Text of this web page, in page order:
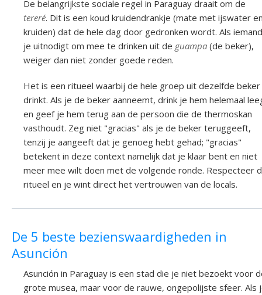
De belangrijkste sociale regel in Paraguay draait om de
tereré. Dit is een koud kruidendrankje (mate met ijswater
kruiden) dat de hele dag door gedronken wordt. Als iemand
je uitnodigt om mee te drinken uit de guampa (de beker),
weiger dan niet zonder goede reden.
Het is een ritueel waarbij de hele groep uit dezelfde beker
drinkt. Als je de beker aanneemt, drink je hem helemaal
en geef je hem terug aan de persoon die de thermoskan
vasthoudt. Zeg niet "gracias" als je de beker teruggeeft,
tenzij je aangeeft dat je genoeg hebt gehad; "gracias"
betekent in deze context namelijk dat je klaar bent en niet
meer mee wilt doen met de volgende ronde. Respecteer
ritueel en je wint direct het vertrouwen van de locals.
De 5 beste bezienswaardigheden in
Asunción
Asunción in Paraguay is een stad die je niet bezoekt voor
grote musea, maar voor de rauwe, ongepolijste sfeer. Als